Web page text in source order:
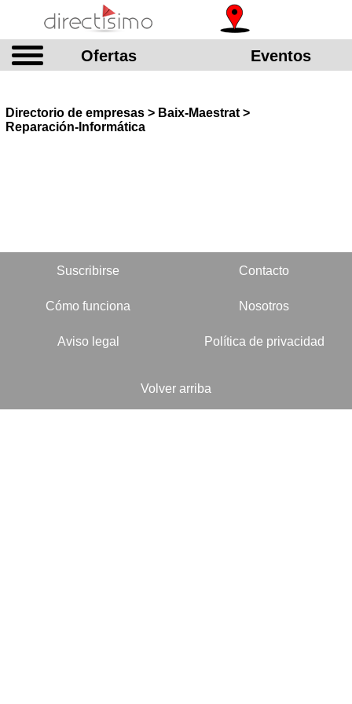
Ofertas Eventos
Directorio de empresas > Baix-Maestrat >
Reparación-Informática
Suscribirse Contacto
Cómo funciona Nosotros
Aviso legal Política de privacidad
Volver arriba